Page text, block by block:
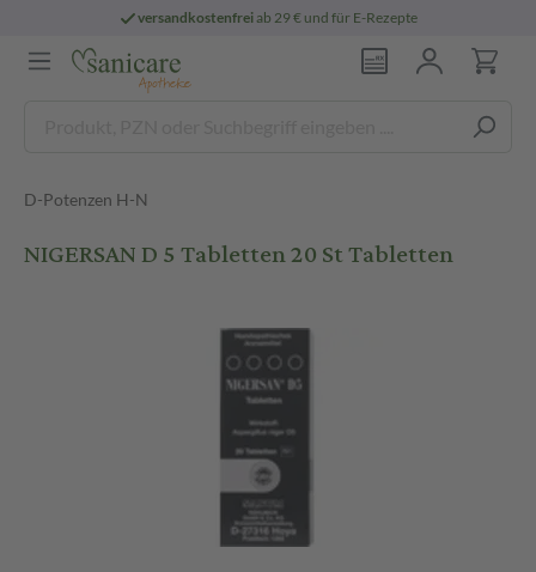
versandkostenfreiab 29 € und für E-Rezepte
D-Potenzen H-N
NIGERSAN D 5 Tabletten 20 St Tabletten